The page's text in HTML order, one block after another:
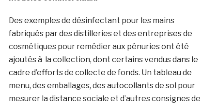
Des exemples de désinfectant pour les mains
fabriqués par des distilleries et des entreprises de
cosmétiques pour remédier aux pénuries ont été
ajoutés à la collection, dont certains vendus dans le
cadre d’efforts de collecte de fonds. Un tableau de
menu, des emballages, des autocollants de sol pour
mesurer la distance sociale et d’autres consignes de